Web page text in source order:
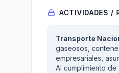
ACTIVIDADES /
Transporte
gaseosos,
empresariales,
Al cumplimiento